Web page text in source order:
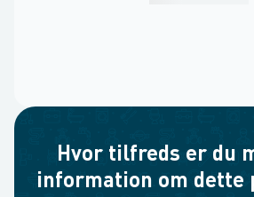
Hvor tilfreds er du
information om dette